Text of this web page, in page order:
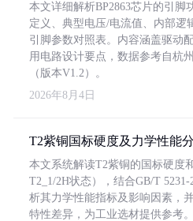
本文详细解析BP2863芯片的引脚
定义、典型电压/电流值、内部逻
引脚参数对照表。内容涵盖驱动
用电路设计要点，数据参考自杭
（版本V1.2）。
2026年8月4日
T2紫铜国标硬度及力学性能
本文系统解读T2紫铜的国标硬度
T2_1/2H状态），结合GB/T
析其力学性能指标及影响因素，
特性差异，为工业选材提供参考。